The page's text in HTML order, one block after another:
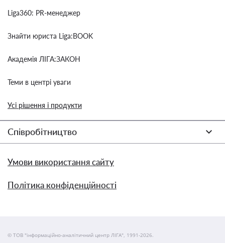
Liga360: PR-менеджер
Знайти юриста Liga:BOOK
Академія ЛІГА:ЗАКОН
Теми в центрі уваги
Усі рішення і продукти
Співробітництво
Умови використання сайту
Політика конфіденційності
© ТОВ "інформаційно-аналітичний центр ЛІГА", 1991-2026.